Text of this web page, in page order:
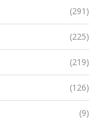
(291)
(225)
(219)
(126)
(9)